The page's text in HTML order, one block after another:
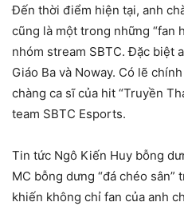
Đến thời điểm hiện tại, anh
cũng là một trong những “fan
nhóm stream SBTC. Đặc biệt
Giáo Ba và Noway. Có lẽ
chàng ca sĩ của hit “Truyền
team SBTC Esports.
Tin tức Ngô Kiến Huy bỗng
MC bỗng dưng “đá chéo
khiến không chỉ fan của anh